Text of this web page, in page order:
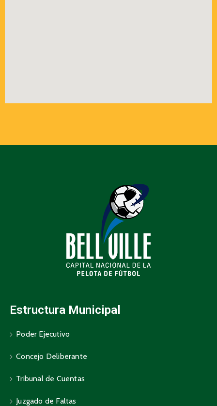
Estructura Municipal
Poder Ejecutivo
Concejo Deliberante
Tribunal de Cuentas
Juzgado de Faltas